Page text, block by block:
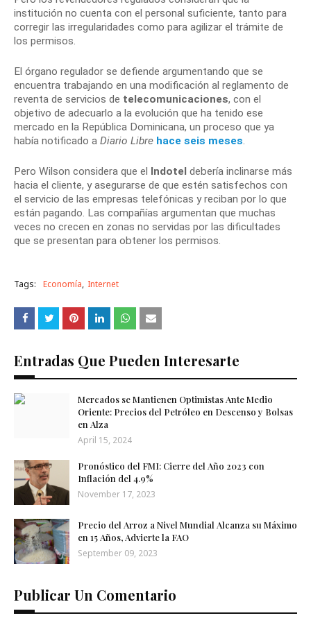
institución no cuenta con el personal suficiente, tanto para
corregir las irregularidades como para agilizar el trámite de
los permisos.
El órgano regulador se defiende argumentando que se
encuentra trabajando en una modificación al reglamento de
reventa de servicios de telecomunicaciones, con el
objetivo de adecuarlo a la evolución que ha tenido ese
mercado en la República Dominicana, un proceso que ya
había notificado a Diario Libre hace seis meses
Pero Wilson considera que el Indotel debería inclinarse más
hacia el cliente, y asegurarse de que estén satisfechos con
el servicio de las empresas telefónicas y reciban por lo que
están pagando. Las compañías argumentan que muchas
veces no crecen en zonas no servidas por las dificultades
que se presentan para obtener los permisos.
Tags: Economía Internet
Entradas Que Pueden Interesarte
Mercados se Mantienen Optimistas Ante Medio
Oriente: Precios del Petróleo en Descenso y Bolsas
en Alza
April 15, 2024
Pronóstico del FMI: Cierre del Año 2023 con
Inflación del 4.9%
November 17, 2023
Precio del Arroz a Nivel Mundial Alcanza su Máximo
en 15 Años, Advierte la FAO
September 09, 2023
Publicar Un Comentario